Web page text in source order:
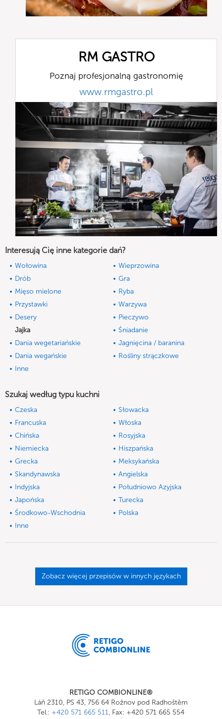
RM GASTRO
Poznaj profesjonalną gastronomię
www.rmgastro.pl
Interesują Cię inne kategorie dań?
Wołowina
Wieprzowina
Drób
Gra
Mięso mielone
Ryba
Przystawki
Warzywa
Desery
Pieczywo
Jajka
Śniadanie
Dania wegetariańskie
Jagnięcina / baranina
Dania wegańskie
Rośliny strączkowe
Inne
Szukaj według typu kuchni
Czeska
Słowacka
Francuska
Włoska
Chińska
Rosyjska
Niemiecka
Hiszpańska
Grecka
Meksykańska
Skandynawska
Angielska
Indyjska
Południowo Azyjska
Japońska
Turecka
Środkowo-Wschodnia
Polska
Inne
Zobacz więcej przepisów w innych językach
RETIGO COMBIONLINE®
Láň 2310, PS 43, 756 64 Rožnov pod Radhoštěm
Tel.: +420 571 665 511, Fax: +420 571 665 554